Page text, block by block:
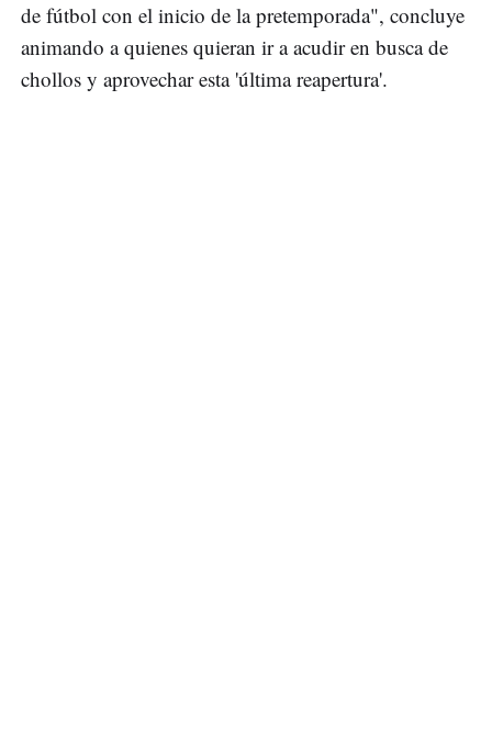
de fútbol con el inicio de la pretemporada", concluye
animando a quienes quieran ir a acudir en busca de
chollos y aprovechar esta 'última reapertura'.